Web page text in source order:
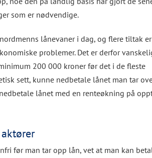
som er nødvendige.
lånevaner i dag, og flere tiltak
problemer. Det er derfor
200 000 kroner før det i de fleste
sett, kunne nedbetale lånet man tar
lånet med en renteøkning på
før man tar opp lån, vet at man kan